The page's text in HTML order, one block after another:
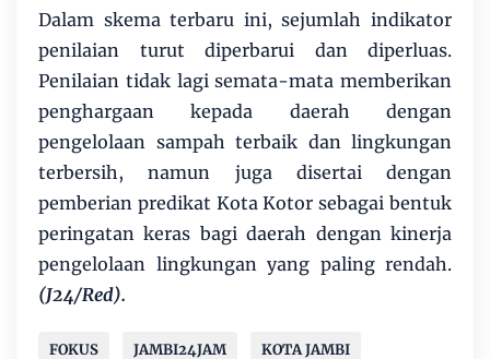
Dalam skema terbaru ini, sejumlah indikator
penilaian turut diperbarui dan diperluas.
Penilaian tidak lagi semata-mata memberikan
penghargaan kepada daerah dengan
pengelolaan sampah terbaik dan lingkungan
terbersih, namun juga disertai dengan
pemberian predikat Kota Kotor sebagai bentuk
peringatan keras bagi daerah dengan kinerja
pengelolaan lingkungan yang paling rendah.
(J24/Red).
FOKUS JAMBI24JAM KOTA JAMBI